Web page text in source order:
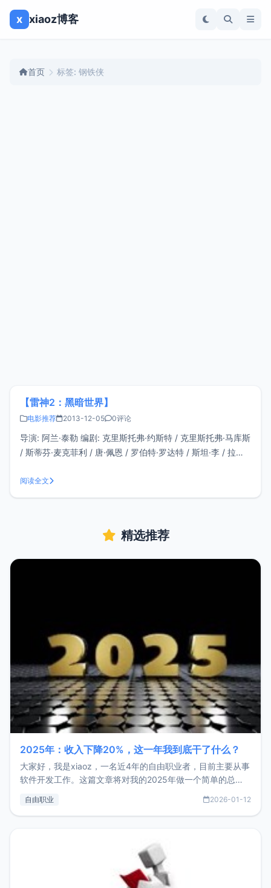
x xiaoz博客
首页 标签: 钢铁侠
【雷神2：黑暗世界】
电影推荐 2013-12-05 0评论
导演: 阿兰·泰勒 编剧: 克里斯托弗·约斯特 / 克里斯托弗·马库斯
/ 斯蒂芬·麦克菲利 / 唐·佩恩 / 罗伯特·罗达特 / 斯坦·李 / 拉里·
娜塔莉·波特曼 / 斯特兰·斯卡斯加德 / 伊德瑞斯·艾尔巴 / 克里
斯
阅读全文
精选推荐
2025年：收入下降20%，这一年我到底干了什么？
大家好，我是xiaoz，一名近4年的自由职业者，目前主要从事
软件开发工作。这篇文章将对我的2025年做一个简单的总
收入下降20%，但却过得很充实，2026年不求突破，但求保
自由职业 2026-01-12